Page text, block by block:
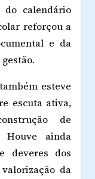
do calendário
reforçou a
e da
esteve
escuta ativa,
de
Houve ainda
deveres dos
da